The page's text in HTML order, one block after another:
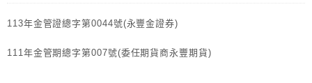
113年金管證總字第0044號(永豐金證券)
111年金管期總字第007號(委任期貨商永豐期貨)